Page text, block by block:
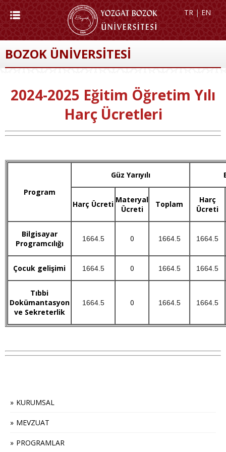
TR | EN
BOZOK ÜNİVERSİTESİ
2024-2025 Eğitim Öğretim Yılı
Harç Ücretleri
Program
Güz Yarıyılı
Harç Ücreti Materyal
Ücreti
Toplam
Harç
Ücreti
Bilgisayar
Programcılığı
1664.5 0 1664.5 1664.5
Çocuk gelişimi 1664.5 0 1664.5 1664.5
Tıbbi
Dokümantasyon
ve Sekreterlik
1664.5 0 1664.5 1664.5
KURUMSAL
MEVZUAT
PROGRAMLAR